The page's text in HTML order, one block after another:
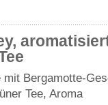
mit Bergamotte-
Tee, Aroma